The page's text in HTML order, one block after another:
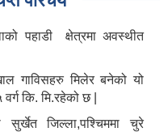
पहाडी क्षेत्रमा अवस्थीत
गाविसहरु मिलेर बनेको यो
कि. मि.रहेको छ |
सुर्खेत जिल्ला,पश्चिममा चुरे